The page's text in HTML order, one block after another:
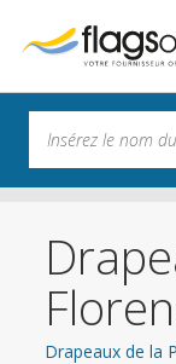
Drapeaux de la